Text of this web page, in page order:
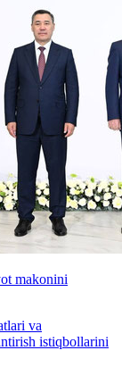
makonini
va
istiqbollarini